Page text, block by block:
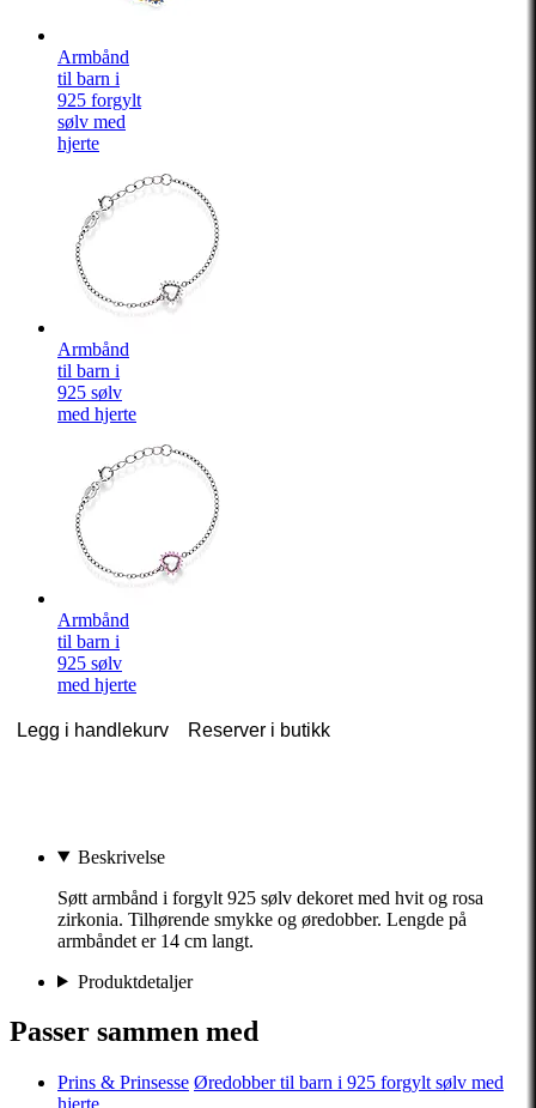
Armbånd
til barn i
925 forgylt
sølv med
hjerte
Armbånd
til barn i
925 sølv
med hjerte
Armbånd
til barn i
925 sølv
med hjerte
Legg i handlekurv Reserver i butikk
Beskrivelse
Søtt armbånd i forgylt 925 sølv dekoret med hvit og rosa
zirkonia. Tilhørende smykke og øredobber. Lengde på
armbåndet er 14 cm langt.
Produktdetaljer
Passer sammen med
Prins & Prinsesse Øredobber til barn i 925 forgylt sølv med